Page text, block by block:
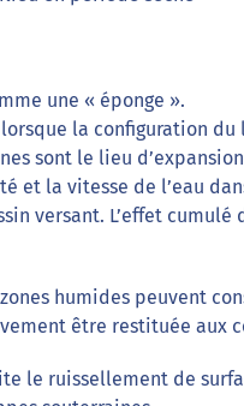
une « éponge ».
la configuration
sont le lieu
la vitesse de l’eau
versant. L’effet
humides peuvent
être restituée aux
le ruissellement de